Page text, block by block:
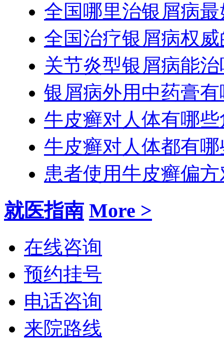
全国哪里治银屑病
全国治疗银屑病权
关节炎型银屑病能
银屑病外用中药膏
牛皮癣对人体有哪
牛皮癣对人体都有
患者使用牛皮癣偏
就医指南 More >
在线咨询
预约挂号
电话咨询
来院路线